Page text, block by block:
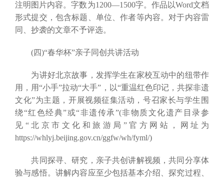
注明图片内容。字数为1200—1500字。作品以Word文档
形式提交，包含标题、单位、作者等内容。对于内容雷
同、抄袭的文章不予评选。
(四)“春华杯”亲子同创共讲活动
为讲好北京故事，发挥学生在家校互动中的纽带作
用，用“小手”拉动“大手”，以“重温红色印记，共探非遗
文化”为主题，开展视频征集活动，号召家长与学生围
绕“红色经典”或“非遗传承”(非物质文化遗产目录参
见“北京市文化和旅游局”官方网站，网址为
https://whlyj.beijing.gov.cn/ggfw/wh/fyml/)
共同探寻、研究，亲子共创讲解视频，共同分享体
验与感悟。讲解内容应至少包括基本介绍、探究过程、